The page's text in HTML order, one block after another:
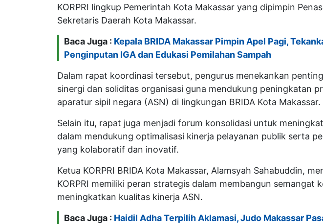
KORPRI lingkup Pemerintah Kota Makassar yang dipimpin
Sekretaris Daerah Kota Makassar.
Baca Juga : Kepala BRIDA Makassar Pimpin Apel Pagi,
Penginputan IGA dan Edukasi Pemilahan Sampah
Dalam rapat koordinasi tersebut, pengurus menekankan
sinergi dan soliditas organisasi guna mendukung peningkatan
aparatur sipil negara (ASN) di lingkungan BRIDA Kota Makassar.
Selain itu, rapat juga menjadi forum konsolidasi untuk
dalam mendukung optimalisasi kinerja pelayanan publik serta
yang kolaboratif dan inovatif.
Ketua KORPRI BRIDA Kota Makassar, Alamsyah Sahabuddin,
KORPRI memiliki peran strategis dalam membangun semangat
meningkatkan kualitas kinerja ASN.
Baca Juga : Haidil Adha Terpilih Aklamasi, Judo Makassar